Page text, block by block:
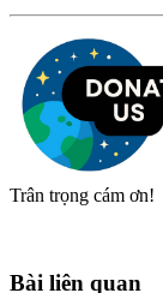
Trân trọng cám ơn!
Bài liên quan